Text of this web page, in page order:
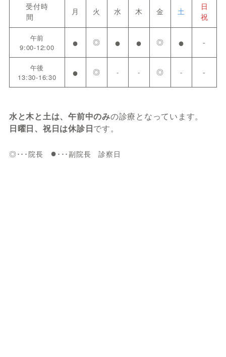
受付時
間
月 火 水 木 金 土
日
祝
午前
9:00-12:00
● ◎ ● ● ◎ ● -
午後
13:30-16:30
● ◎ - - ◎ - -
水と木と土は、午前中のみの診療となっています。
日曜日、祝日は休診日です。
◎･･･院長 ● ･･･副院長 診察日